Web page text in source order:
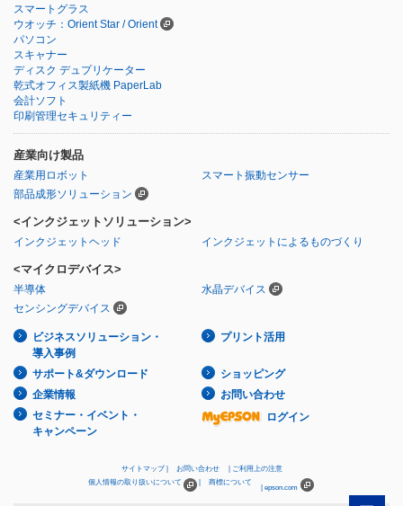
スマートグラス
ウオッチ：Orient Star / Orient
パソコン
スキャナー
ディスク デュプリケーター
乾式オフィス製紙機 PaperLab
会計ソフト
印刷管理セキュリティー
産業向け製品
産業用ロボット
スマート振動センサー
部品成形ソリューション
<インクジェットソリューション>
インクジェットヘッド インクジェットによるものづくり
<マイクロデバイス>
半導体
水晶デバイス
センシングデバイス
ビジネスソリューション・
導入事例
プリント活用
サポート&ダウンロード
ショッピング
企業情報
お問い合わせ
セミナー・イベント・
キャンペーン
ログイン
サイトマップ お問い合わせ
ご利用上の注意
個人情報の取り扱いについて
商標について
epson.com